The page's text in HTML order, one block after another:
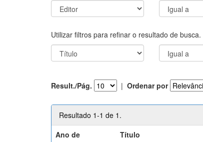
Utilizar filtros para refinar o resultado de busca.
Result./Pág. | Ordenar por
Resultado 1-1 de 1.
Ano de
Título